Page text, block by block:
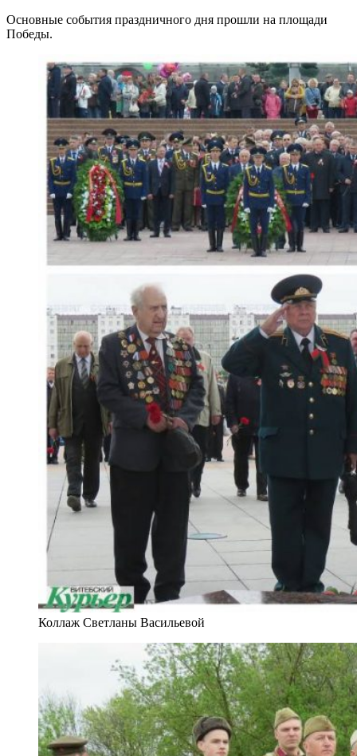
Основные события праздничного дня прошли на площади
Победы.
Коллаж Светланы Васильевой